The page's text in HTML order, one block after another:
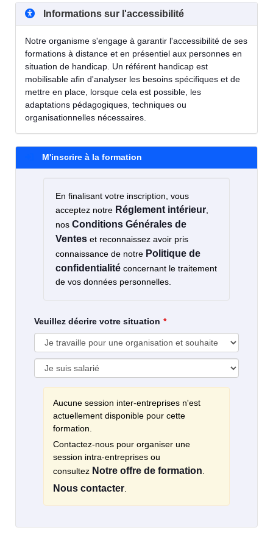
Informations sur l'accessibilité
Notre organisme s'engage à garantir l'accessibilité de ses
formations à distance et en présentiel aux personnes en
situation de handicap. Un référent handicap est
mobilisable afin d'analyser les besoins spécifiques et de
mettre en place, lorsque cela est possible, les
adaptations pédagogiques, techniques ou
organisationnelles nécessaires.
M'inscrire à la formation
En finalisant votre inscription, vous
acceptez notre Réglement intérieur,
nos Conditions Générales de
Ventes et reconnaissez avoir pris
connaissance de notre Politique de
confidentialité concernant le traitement
de vos données personnelles.
Veuillez décrire votre situation
Aucune session inter-entreprises n'est
actuellement disponible pour cette
formation.
Contactez-nous pour organiser une
session intra-entreprises ou
consultez Notre offre de formation.
Nous contacter.